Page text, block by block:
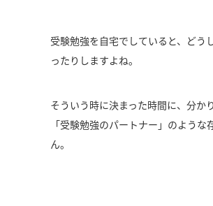
受験勉強を自宅でしていると、どう
ったりしますよね。
そういう時に決まった時間に、分か
「受験勉強のパートナー」のよう
ん。